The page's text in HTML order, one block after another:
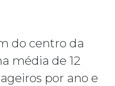
do centro da
média de 12
por ano e